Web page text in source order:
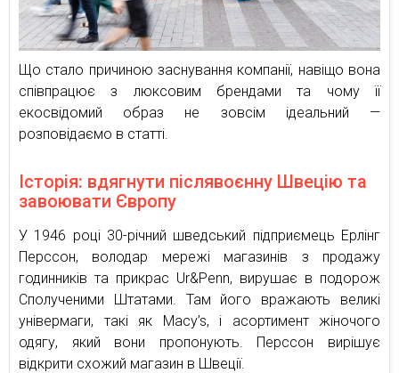
Що стало причиною заснування компанії, навіщо вона
співпрацює з люксовим брендами та чому її
екосвідомий образ не зовсім ідеальний —
розповідаємо в статті.
Історія: вдягнути післявоєнну Швецію та
завоювати Європу
У 1946 році 30-річний шведський підприємець Ерлінг
Перссон, володар мережі магазинів з продажу
годинників та прикрас Ur&Penn, вирушає в подорож
Сполученими Штатами. Там його вражають великі
універмаги, такі як Macy’s, і асортимент жіночого
одягу, який вони пропонують. Перссон вирішує
відкрити схожий магазин в Швеції.